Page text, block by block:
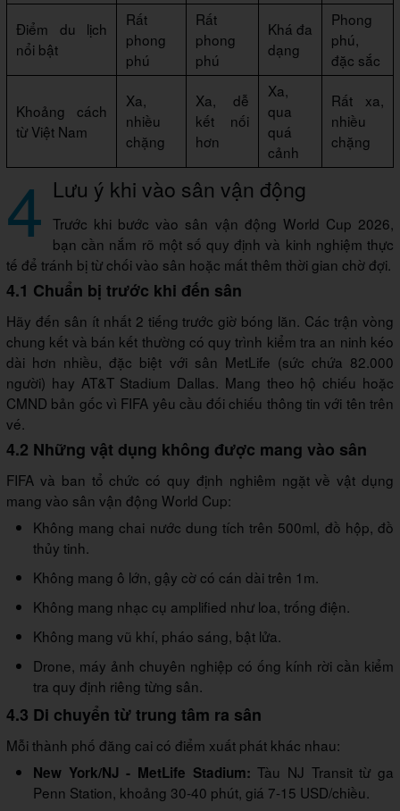
Điểm du lịch
nổi bật
Rất
phong
phú
Rất
phong
phú
Khá đa
dạng
Phong
phú,
đặc sắc
Khoảng cách
từ Việt Nam
Xa,
nhiều
chặng
Xa, dễ
kết nối
hơn
Xa,
qua
quá
cảnh
Rất xa,
nhiều
chặng
4 Lưu ý khi vào sân vận động
Trước khi bước vào sân vận động World Cup 2026,
bạn cần nắm rõ một số quy định và kinh nghiệm thực
tế để tránh bị từ chối vào sân hoặc mất thêm thời gian chờ đợi.
4.1 Chuẩn bị trước khi đến sân
Hãy đến sân ít nhất 2 tiếng trước giờ bóng lăn. Các trận vòng
chung kết và bán kết thường có quy trình kiểm tra an ninh kéo
dài hơn nhiều, đặc biệt với sân MetLife (sức chứa 82.000
người) hay AT&T Stadium Dallas. Mang theo hộ chiếu hoặc
CMND bản gốc vì FIFA yêu cầu đối chiếu thông tin với tên trên
vé.
4.2 Những vật dụng không được mang vào sân
FIFA và ban tổ chức có quy định nghiêm ngặt về vật dụng
mang vào sân vận động World Cup:
Không mang chai nước dung tích trên 500ml, đồ hộp, đồ
thủy tinh.
Không mang ô lớn, gậy cờ có cán dài trên 1m.
Không mang nhạc cụ amplified như loa, trống điện.
Không mang vũ khí, pháo sáng, bật lửa.
Drone, máy ảnh chuyên nghiệp có ống kính rời cần kiểm
tra quy định riêng từng sân.
4.3 Di chuyển từ trung tâm ra sân
Mỗi thành phố đăng cai có điểm xuất phát khác nhau:
New York/NJ - MetLife Stadium: Tàu NJ Transit từ ga
Penn Station, khoảng 30-40 phút, giá 7-15 USD/chiều.